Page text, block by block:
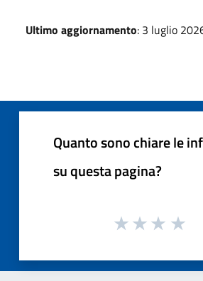
Ultimo aggiornamento: 3 luglio
Quanto sono chiare le
su questa pagina?